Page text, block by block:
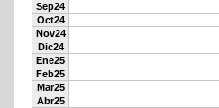
Sep24
Oct24
Nov24
Dic24
Ene25
Feb25
Mar25
Abr25